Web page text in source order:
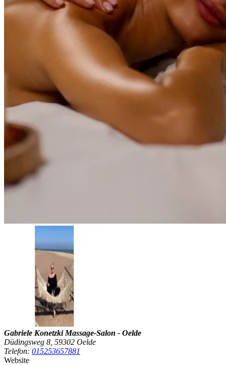
Gabriele Konetzki Massage-Salon - Oelde
Düdingsweg 8, 59302 Oelde
Telefon: 015253657881
Website